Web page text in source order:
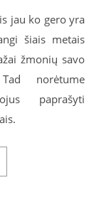
jau ko gero yra
šiais metais
žmonių savo
norėtume
paprašyti